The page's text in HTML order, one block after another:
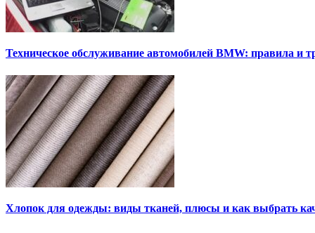
Техническое обслуживание автомобилей BMW: правила и
Хлопок для одежды: виды тканей, плюсы и как выбрать